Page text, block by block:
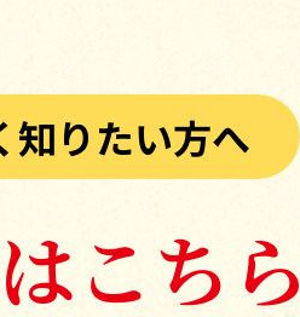
知りたい方へ
こちら